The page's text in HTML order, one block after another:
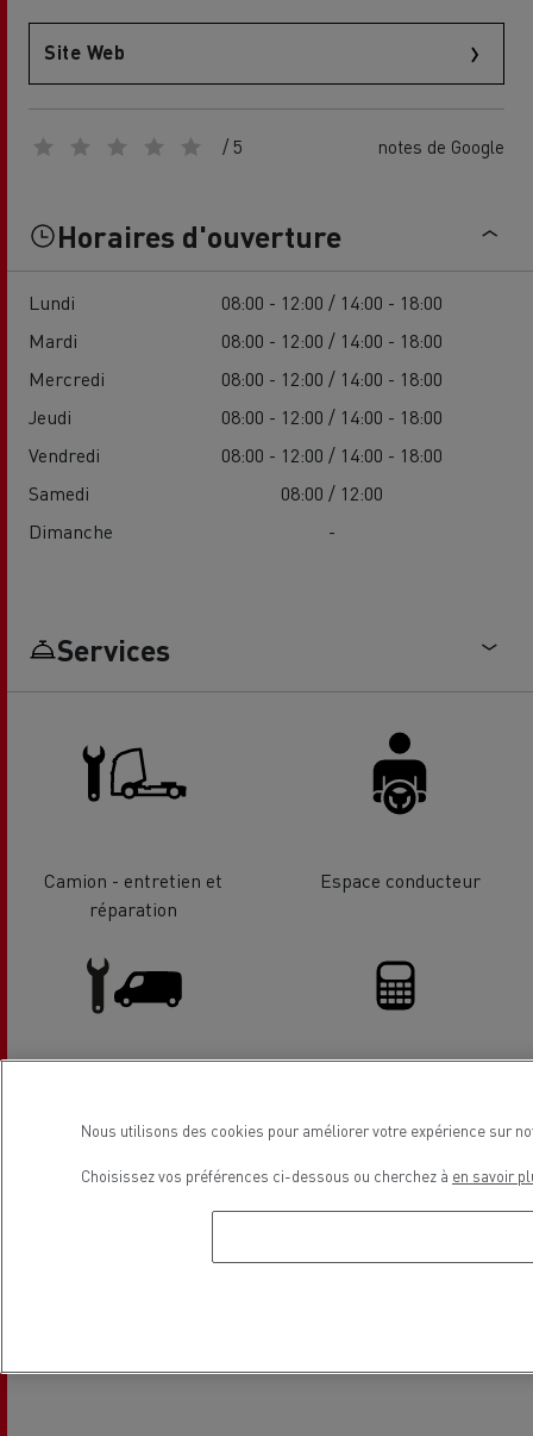
Site Web
/ 5 notes de Google
Horaires d'ouverture
Lundi
08:00 - 12:00 / 14:00 - 18:00
Mardi
08:00 - 12:00 / 14:00 - 18:00
Mercredi
08:00 - 12:00 / 14:00 - 18:00
Jeudi
08:00 - 12:00 / 14:00 - 18:00
Vendredi
08:00 - 12:00 / 14:00 - 18:00
Samedi
08:00 / 12:00
Dimanche
-
Services
Camion - entretien et
réparation
Espace conducteur
Localisation
Nous utilisons des cookies pour améliorer votre expérience sur
Choisissez vos préférences ci-dessous ou cherchez à en savoir